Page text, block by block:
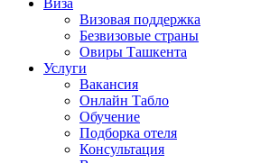
Виза
Визовая поддержка
Безвизовые страны
Овиры Ташкента
Услуги
Вакансия
Онлайн Табло
Обучение
Подборка отеля
Консультация